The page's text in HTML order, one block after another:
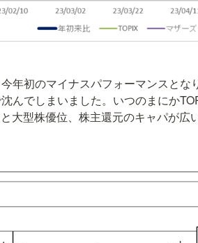
年初のマイナスパフォーマンスとな
んでしまいました。いつのまにか
大型株優位、株主還元のキャパが広